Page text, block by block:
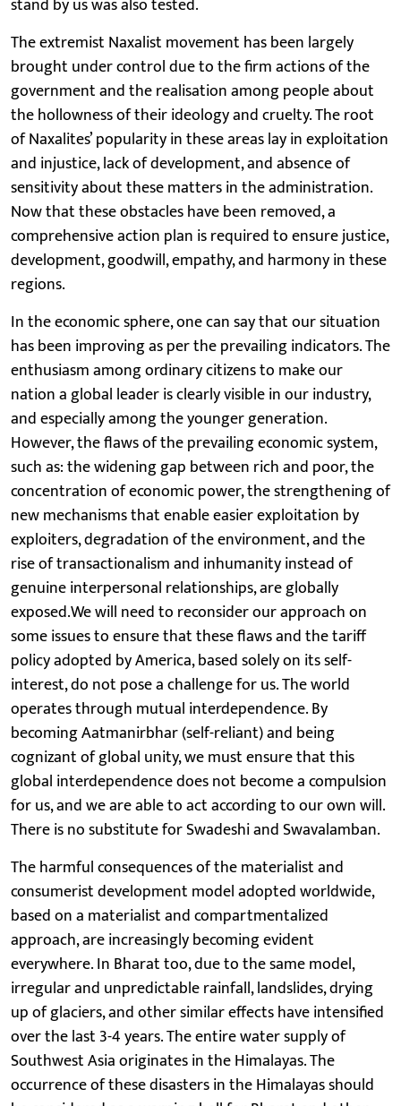
The extremist Naxalist movement has been largely
brought under control due to the firm actions of the
government and the realisation among people about
the hollowness of their ideology and cruelty. The root
of Naxalites’ popularity in these areas lay in exploitation
and injustice, lack of development, and absence of
sensitivity about these matters in the administration.
Now that these obstacles have been removed, a
comprehensive action plan is required to ensure justice,
development, goodwill, empathy, and harmony in these
regions.
In the economic sphere, one can say that our situation
has been improving as per the prevailing indicators. The
enthusiasm among ordinary citizens to make our
nation a global leader is clearly visible in our industry,
and especially among the younger generation.
However, the flaws of the prevailing economic system,
such as: the widening gap between rich and poor, the
concentration of economic power, the strengthening of
new mechanisms that enable easier exploitation by
exploiters, degradation of the environment, and the
rise of transactionalism and inhumanity instead of
genuine interpersonal relationships, are globally
exposed.We will need to reconsider our approach on
some issues to ensure that these flaws and the tariff
policy adopted by America, based solely on its self-
interest, do not pose a challenge for us. The world
operates through mutual interdependence. By
becoming Aatmanirbhar (self-reliant) and being
cognizant of global unity, we must ensure that this
global interdependence does not become a compulsion
for us, and we are able to act according to our own will.
There is no substitute for Swadeshi and Swavalamban.
The harmful consequences of the materialist and
consumerist development model adopted worldwide,
based on a materialist and compartmentalized
approach, are increasingly becoming evident
everywhere. In Bharat too, due to the same model,
irregular and unpredictable rainfall, landslides, drying
up of glaciers, and other similar effects have intensified
over the last 3-4 years. The entire water supply of
Southwest Asia originates in the Himalayas. The
occurrence of these disasters in the Himalayas should